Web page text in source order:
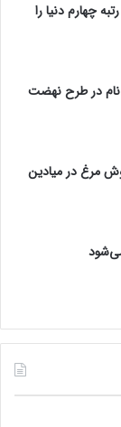
چهارم دنیا را
در طرح نهضت
مرغ در میادین
می‌شود